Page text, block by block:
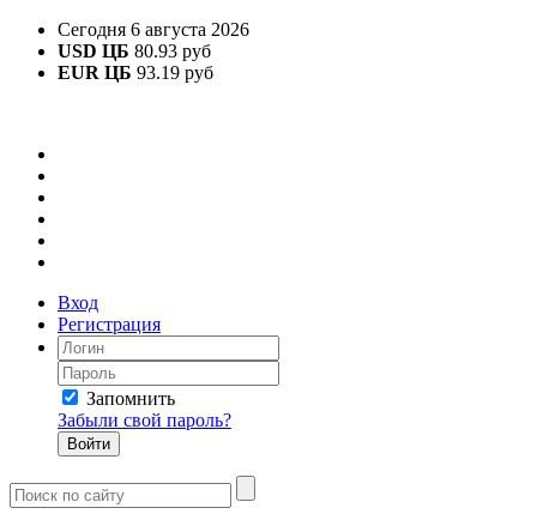
Сегодня 6 августа 2026
USD ЦБ 80.93 руб
EUR ЦБ 93.19 руб
Вход
Регистрация
Запомнить
Забыли свой пароль?